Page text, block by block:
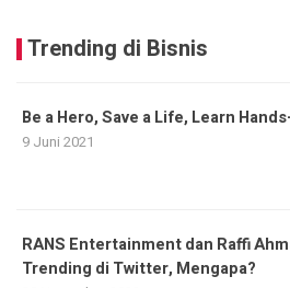
Trending di Bisnis
Be a Hero, Save a Life, Learn
9 Juni 2021
RANS Entertainment dan Raffi
Trending di Twitter, Mengapa?